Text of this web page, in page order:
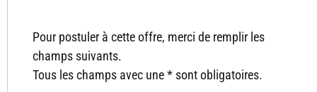
Pour postuler à cette offre, merci de remplir les
champs suivants.
Tous les champs avec une * sont obligatoires.